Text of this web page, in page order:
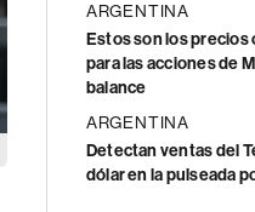
ARGENTINA
Estos son los precios
para las acciones de
balance
ARGENTINA
Detectan ventas del
dólar en la pulseada